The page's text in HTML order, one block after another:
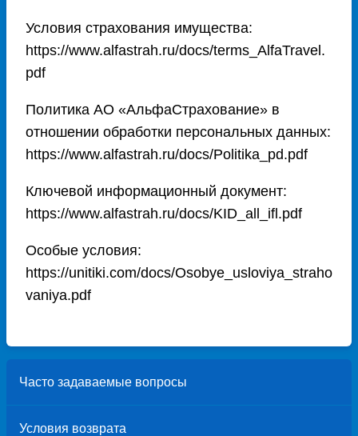
Условия страхования имущества:
https://www.alfastrah.ru/docs/terms_AlfaTravel.
pdf
Политика АО «АльфаСтрахование» в
отношении обработки персональных данных:
https://www.alfastrah.ru/docs/Politika_pd.pdf
Ключевой информационный документ:
https://www.alfastrah.ru/docs/KID_all_ifl.pdf
Особые условия:
https://unitiki.com/docs/Osobye_usloviya_straho
vaniya.pdf
Часто задаваемые вопросы
Условия возврата